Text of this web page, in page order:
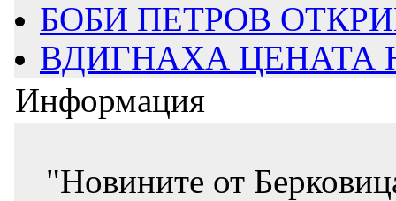
БОБИ ПЕТРОВ
ВДИГНАХА ЦЕНАТА
Информация
"Новините от